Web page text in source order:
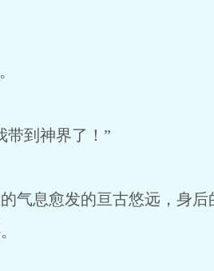
到神界了！”
息愈发的亘古悠远，身后